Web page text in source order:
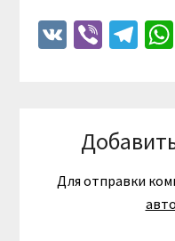
VKViber
Для отправки